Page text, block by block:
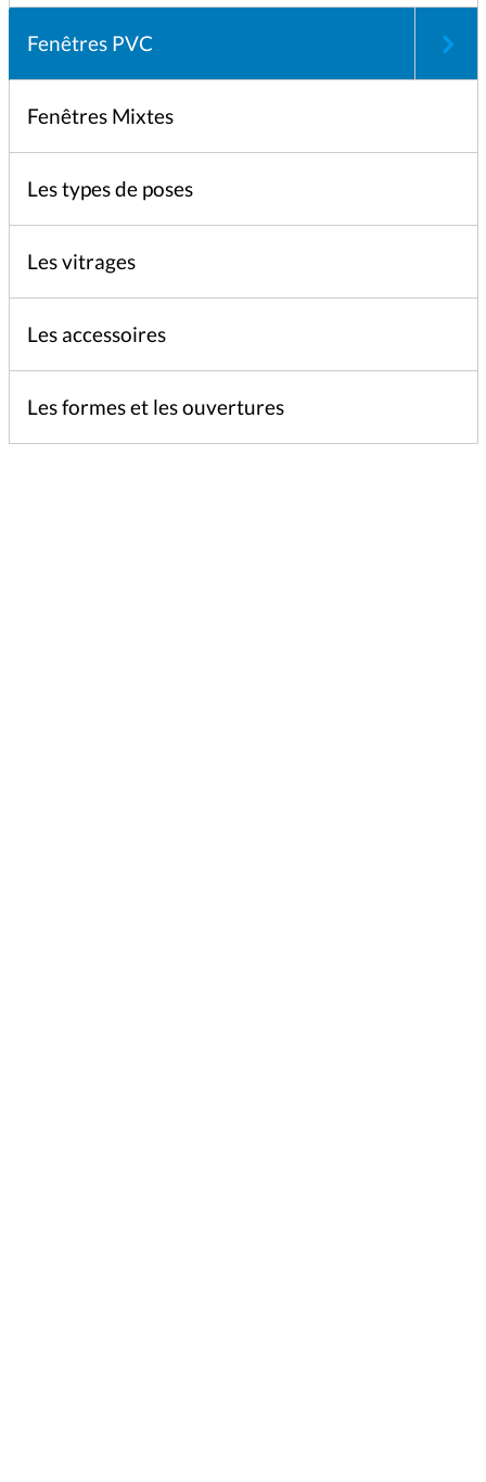
Fenêtres PVC
Fenêtres Mixtes
Les types de poses
Les vitrages
Les accessoires
Les formes et les ouvertures